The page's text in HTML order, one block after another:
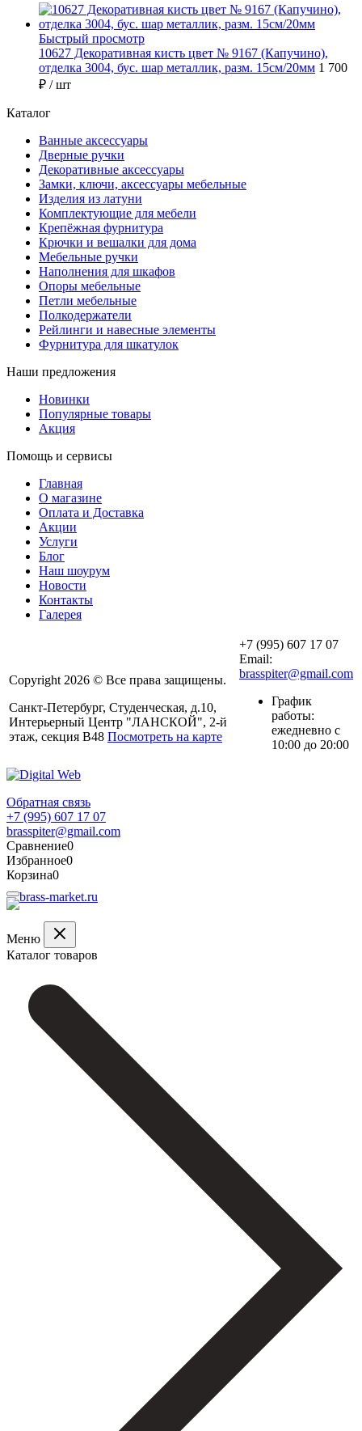
Быстрый просмотр
10627 Декоративная кисть цвет № 9167 (Капучино),
отделка 3004, бус. шар металлик, разм. 15см/20мм 1 700
₽ / шт
Каталог
Ванные аксессуары
Дверные ручки
Декоративные аксессуары
Замки, ключи, аксессуары мебельные
Изделия из латуни
Комплектующие для мебели
Крепёжная фурнитура
Крючки и вешалки для дома
Мебельные ручки
Наполнения для шкафов
Опоры мебельные
Петли мебельные
Полкодержатели
Рейлинги и навесные элементы
Фурнитура для шкатулок
Наши предложения
Новинки
Популярные товары
Акция
Помощь и сервисы
Главная
О магазине
Оплата и Доставка
Акции
Услуги
Блог
Наш шоурум
Новости
Контакты
Галерея
Copyright 2026 © Все права защищены.
Санкт-Петербург, Студенческая, д.10,
Интерьерный Центр "ЛАНСКОЙ", 2-й
этаж, секция В48 Посмотреть на карте
+7 (995) 607 17 07
Email:
brasspiter@gmail.com
График
работы:
ежедневно с
10:00 до 20:00
Обратная связь
+7 (995) 607 17 07
brasspiter@gmail.com
Сравнение0
Избранное0
Корзина0
Меню
Каталог товаров